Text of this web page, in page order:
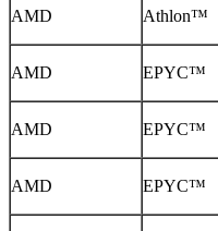
AMD Athlon™
AMD EPYC™
AMD EPYC™
AMD EPYC™